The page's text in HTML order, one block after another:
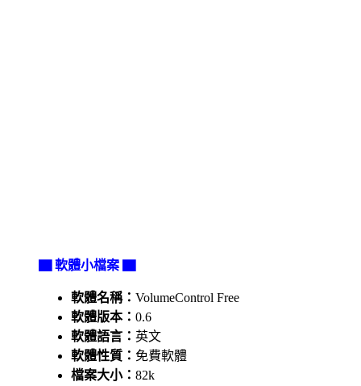
▇ 軟體小檔案 ▇
軟體名稱： VolumeControl Free
軟體版本： 0.6
軟體語言： 英文
軟體性質： 免費軟體
檔案大小： 82k